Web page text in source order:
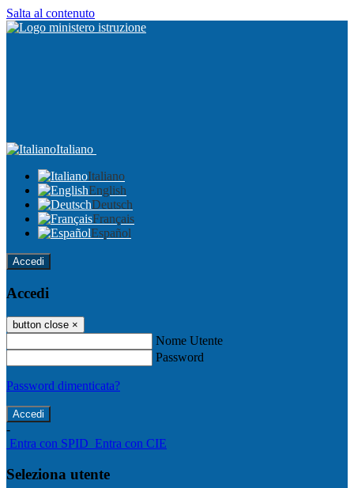
Salta al contenuto
Italiano
Italiano
English
Deutsch
Français
Español
Accedi
Accedi
button close ×
Nome Utente
Password
Password dimenticata?
-
Entra con SPID Entra con CIE
Seleziona utente